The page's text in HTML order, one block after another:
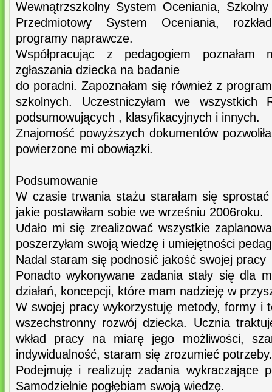
Wewnątrzszkolny System Oceniania,
Przedmiotowy System Oceniania,
programy naprawcze.
Współpracując z pedagogiem poznałam
zgłaszania dziecka na badanie
do poradni. Zapoznałam się również z
szkolnych. Uczestniczyłam we wszystkich
podsumowujących , klasyfikacyjnych i innych.
Znajomość powyższych dokumentów
powierzone mi obowiązki.
Podsumowanie
W czasie trwania stażu starałam się
jakie postawiłam sobie we wrześniu 2006roku.
Udało mi się zrealizować wszystkie
poszerzyłam swoją wiedzę i umiejętności
Nadal staram się podnosić jakość swojej pracy
Ponadto wykonywane zadania stały się dla
działań, koncepcji, które mam nadzieję w
W swojej pracy wykorzystuję metody, formy i
wszechstronny rozwój dziecka. Ucznia
wkład pracy na miarę jego możliwości,
indywidualność, staram się zrozumieć potrzeby.
Podejmuję i realizuję zadania wykraczające
Samodzielnie pogłębiam swoją wiedzę.